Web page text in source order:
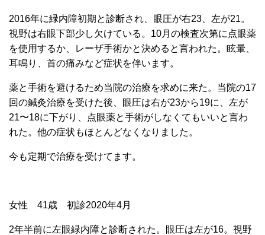
2016年に緑内障初期と診断され、眼圧が右23、左が21。
視野は右眼下部少し欠けている。10月の検査次第に点眼薬
を使用するか、レーザ手術かと決めると言われた。眩暈、
耳鳴り、首の痛みなど症状を伴います。
薬と手術を避けるため当院の治療を求めに来た。 当院の17
回の鍼灸治療を受けた後、眼圧は右が23から19に、左が
21〜18に下がり、点眼薬と手術がしなくてもいいと言わ
れた。他の症状もほとんどなくなりました。
今も定期で治療を受けてます。
女性 41歳 初診2020年4月
2年半前に左眼緑内障と診断された。眼圧は左が16。視野